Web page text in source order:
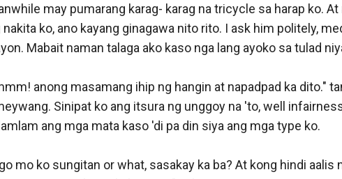
may pumarang karag- karag na tricycle sa harap ko.
nakita ko, ano kayang ginagawa nito rito. I ask him politely,
Mabait naman talaga ako kaso nga lang ayoko sa tulad
anong masamang ihip ng hangin at napadpad ka dito."
Sinipat ko ang itsura ng unggoy na 'to, well
ang mga mata kaso 'di pa din siya ang mga type ko.
mo ko sungitan or what, sasakay ka ba? At kong hindi aalis